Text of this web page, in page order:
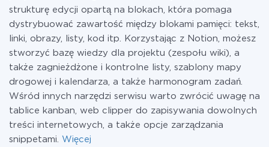
strukturę edycji opartą na blokach, która pomaga
dystrybuować zawartość między blokami pamięci: tekst,
linki, obrazy, listy, kod itp. Korzystając z Notion, możesz
stworzyć bazę wiedzy dla projektu (zespołu wiki), a
także zagnieżdżone i kontrolne listy, szablony mapy
drogowej i kalendarza, a także harmonogram zadań.
Wśród innych narzędzi serwisu warto zwrócić uwagę na
tablice kanban, web clipper do zapisywania dowolnych
treści internetowych, a także opcje zarządzania
snippetami. Więcej